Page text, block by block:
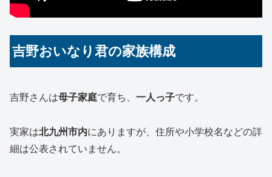
吉野おいなり君の家族構成
吉野さんは母子家庭で育ち、 一人っ子です。
実家は北九州市内にありますが、住所や小学校名などの詳
細は公表されていません。